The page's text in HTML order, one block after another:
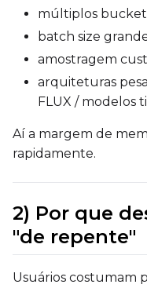
múltiplos
batch size
amostragem
arquiteturas
FLUX / modelos
Aí a margem de
rapidamente.
2) Por que
"de repente"
Usuários costumam